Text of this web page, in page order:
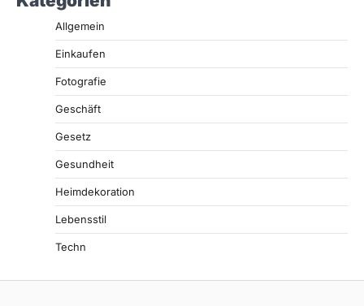
Allgemein
Einkaufen
Fotografie
Geschäft
Gesetz
Gesundheit
Heimdekoration
Lebensstil
Techn